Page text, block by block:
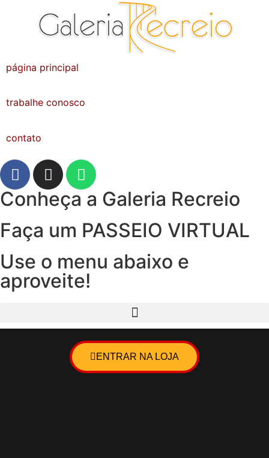
página principal
trabalhe conosco
contato
Conheça a Galeria Recreio
Faça um PASSEIO VIRTUAL
Use o menu abaixo e
aproveite!
ENTRAR NA LOJA